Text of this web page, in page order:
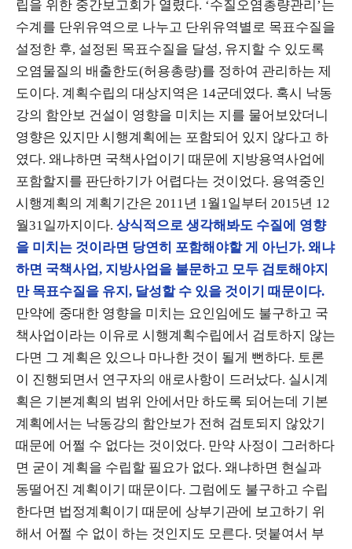
립을 위한 중간보고회가 열렸다. ‘수질오염총량관리’는
수계를 단위유역으로 나누고 단위유역별로 목표수질을
설정한 후, 설정된 목표수질을 달성, 유지할 수 있도록
오염물질의 배출한도(허용총량)를 정하여 관리하는 제
도이다. 계획수립의 대상지역은 14군데였다. 혹시 낙동
강의 함안보 건설이 영향을 미치는 지를 물어보았더니
영향은 있지만 시행계획에는 포함되어 있지 않다고 하
였다. 왜냐하면 국책사업이기 때문에 지방용역사업에
포함할지를 판단하기가 어렵다는 것이었다. 용역중인
시행계획의 계획기간은 2011년 1월1일부터 2015년 12
월31일까지이다. 상식적으로 생각해봐도 수질에 영향
을 미치는 것이라면 당연히 포함해야할 게 아닌가. 왜냐
하면 국책사업, 지방사업을 불문하고 모두 검토해야지
만 목표수질을 유지, 달성할 수 있을 것이기 때문이다.
만약에 중대한 영향을 미치는 요인임에도 불구하고 국
책사업이라는 이유로 시행계획수립에서 검토하지 않는
다면 그 계획은 있으나 마나한 것이 될게 뻔하다. 토론
이 진행되면서 연구자의 애로사항이 드러났다. 실시계
획은 기본계획의 범위 안에서만 하도록 되어는데 기본
계획에서는 낙동강의 함안보가 전혀 검토되지 않았기
때문에 어쩔 수 없다는 것이었다. 만약 사정이 그러하다
면 굳이 계획을 수립할 필요가 없다. 왜냐하면 현실과
동떨어진 계획이기 때문이다. 그럼에도 불구하고 수립
한다면 법정계획이기 때문에 상부기관에 보고하기 위
해서 어쩔 수 없이 하는 것인지도 모른다. 덧붙여서 부